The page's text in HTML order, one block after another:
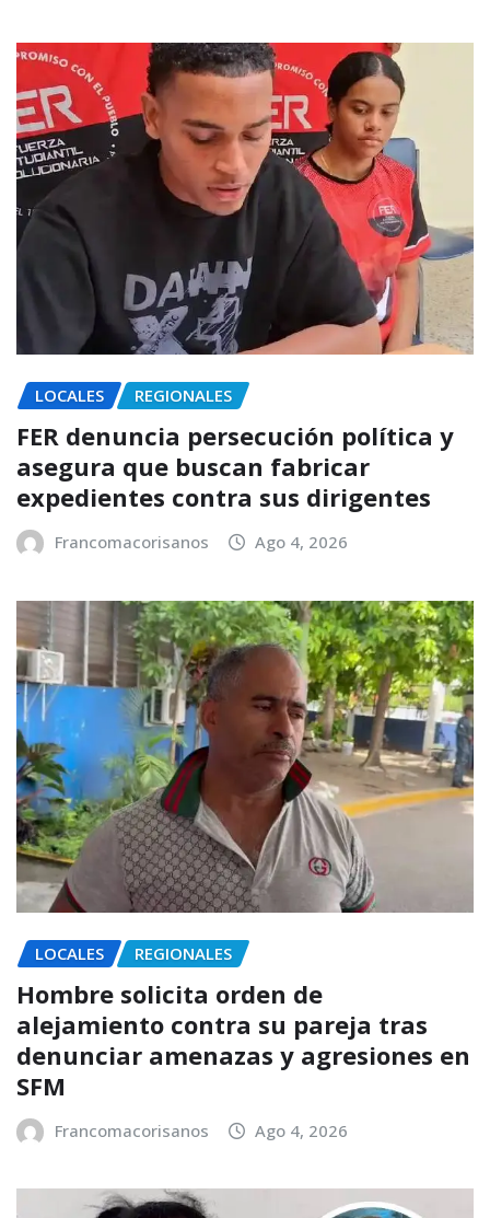
LOCALES REGIONALES
FER denuncia persecución política y
asegura que buscan fabricar
expedientes contra sus dirigentes
Francomacorisanos Ago 4, 2026
LOCALES REGIONALES
Hombre solicita orden de
alejamiento contra su pareja tras
denunciar amenazas y agresiones en
SFM
Francomacorisanos Ago 4, 2026